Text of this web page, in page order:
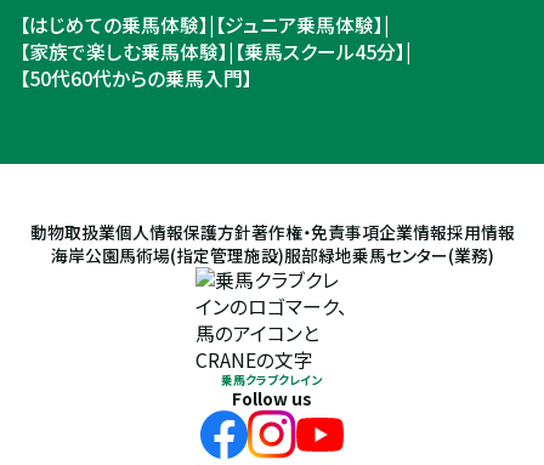
【はじめての乗馬体験】| 【ジュニア乗馬体験】|
【家族で楽しむ乗馬体験】| 【乗馬スクール45分】|
【50代60代からの乗馬入門】
動物取扱業個人情報保護方針著作権・免責事項企業情報採用情報
海岸公園馬術場(指定管理施設)服部緑地乗馬センター(業務)
乗馬クラブクレイン
Follow us